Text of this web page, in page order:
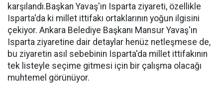
karşılandı.Başkan Yavaş'ın Isparta ziyareti, özellikle
Isparta'da ki millet ittifakı ortaklarının yoğun ilgisini
çekiyor. Ankara Belediye Başkanı Mansur Yavaş'ın
Isparta ziyaretine dair detaylar henüz netleşmese de,
bu ziyaretin asıl sebebinin Isparta'da millet ittifakının
tek listeyle seçime gitmesi için bir çalışma olacağı
muhtemel görünüyor.